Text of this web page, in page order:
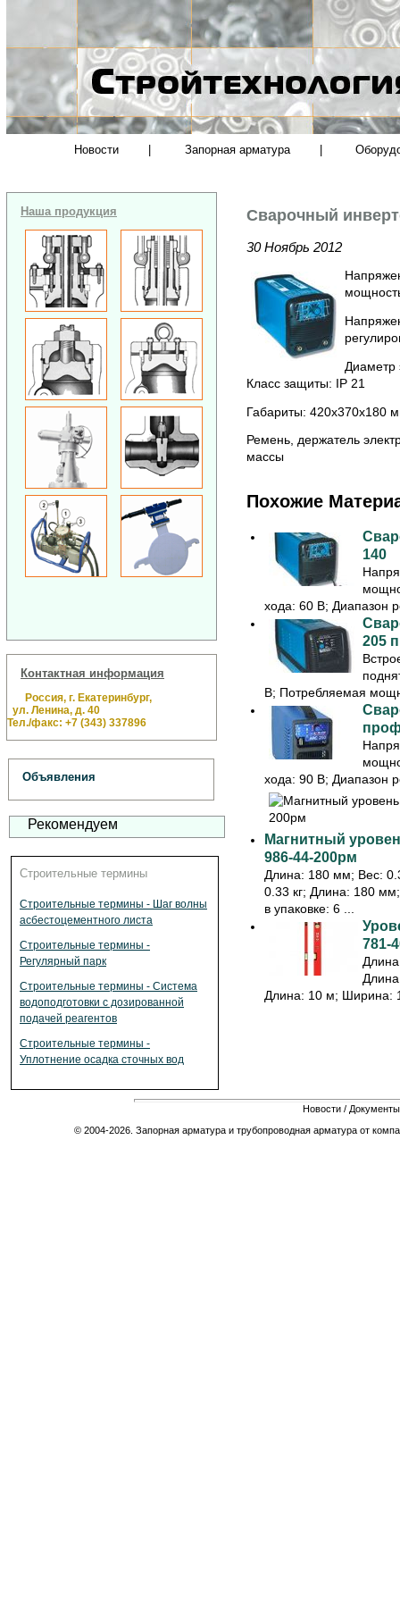
Новости Запорная арматура
Наша продукция
Контактная информация
Россия, г. Екатеринбург,
ул. Ленина, д. 40
Тел./факс: +7 (343) 337896
Объявления
Рекомендуем
Строительные термины
Строительные термины - Шаг волны
асбестоцементного листа
Строительные термины -
Регулярный парк
Строительные термины - Система
водоподготовки с дозированной
подачей реагентов
Строительные термины -
Уплотнение осадка сточных вод
Сварочный
30 Ноябрь 2012
Диаметр
Класс защиты: IP 21
Габариты: 420x370x180
Ремень, держатель
массы
Похожие
140
хода: 60 В; Диапазон
205
В; Потребляемая
хода: 90 В; Диапазон
Магнитный
986-44-200рм
Длина: 180 мм; Вес:
0.33 кг; Длина: 180
в упаковке: 6 ...
781-
Длина: 10 м; Ширина:
Новости / Документы
© 2004-2026. Запорная арматура и трубопроводная арматура от